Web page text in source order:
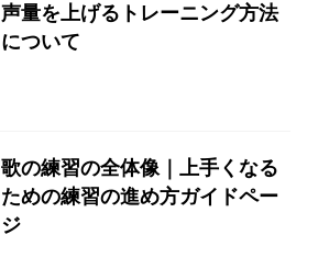
声量を上げるトレーニング方法
について
歌の練習の全体像｜上手くなる
ための練習の進め方ガイドペー
ジ